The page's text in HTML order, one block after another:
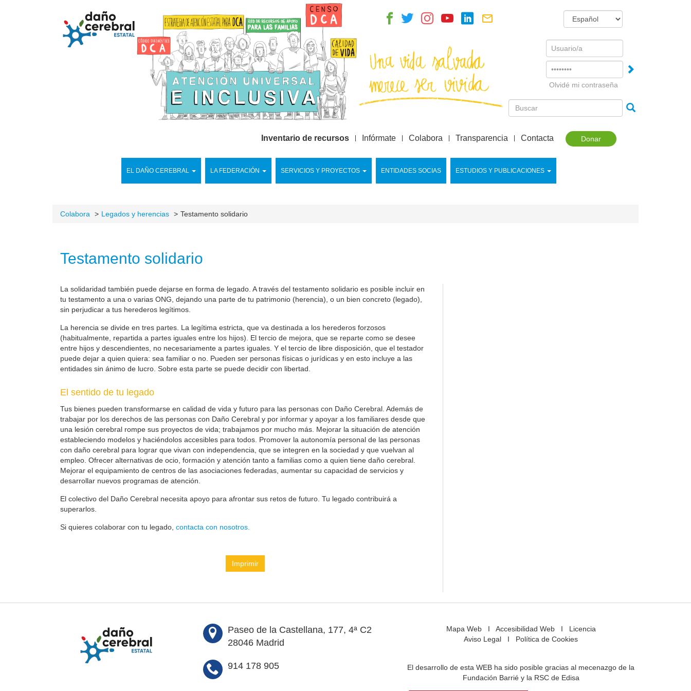
Username
Olvidé mi contraseña
Donar
EL DAÑO CEREBRAL LA FEDERACIÓN SERVICIOS Y PROYECTOS ENTIDADES SOCIAS ESTUDIOS Y PUBLICACIONES
Inventario de recursos Infórmate Colabora Transparencia Contacta
Colabora Legados y herencias Testamento solidario
Testamento solidario
La solidaridad también puede dejarse en forma de legado. A través del testamento solidario es posible incluir en
tu testamento a una o varias ONG, dejando una parte de tu patrimonio (herencia), o un bien concreto (legado),
sin perjudicar a tus herederos legítimos.
La herencia se divide en tres partes. La legítima estricta, que va destinada a los herederos forzosos
(habitualmente, repartida a partes iguales entre los hijos). El tercio de mejora, que se reparte como se desee
entre hijos y descendientes, no necesariamente a partes iguales. Y el tercio de libre disposición, que el testador
puede dejar a quien quiera: sea familiar o no. Pueden ser personas físicas o jurídicas y en esto incluye a las
entidades sin ánimo de lucro. Sobre esta parte se puede decidir con libertad.
El sentido de tu legado
Tus bienes pueden transformarse en calidad de vida y futuro para las personas con Daño Cerebral. Además de
trabajar por los derechos de las personas con Daño Cerebral y por informar y apoyar a los familiares desde que
una lesión cerebral rompe sus proyectos de vida; trabajamos por mucho más. Mejorar la situación de atención
estableciendo modelos y haciéndolos accesibles para todos. Promover la autonomía personal de las personas
con daño cerebral para lograr que vivan con independencia, que se integren en la sociedad y que vuelvan al
empleo. Ofrecer alternativas de ocio, formación y atención tanto a familias como a quien tiene daño cerebral.
Mejorar el equipamiento de centros de las asociaciones federadas, aumentar su capacidad de servicios y
desarrollar nuevos programas de atención.
El colectivo del Daño Cerebral necesita apoyo para afrontar sus retos de futuro. Tu legado contribuirá a
superarlos.
Si quieres colaborar con tu legado, contacta con nosotros.
Imprimir
Paseo de la Castellana, 177, 4ª C2
28046 Madrid
914 178 905
Mapa WebI Accesibilidad WebI Licencia
Aviso Legal I Política de Cookies
El desarrollo de esta WEB ha sido posible gracias al mecenazgo de la
Fundación Barrié y la RSC de Edisa